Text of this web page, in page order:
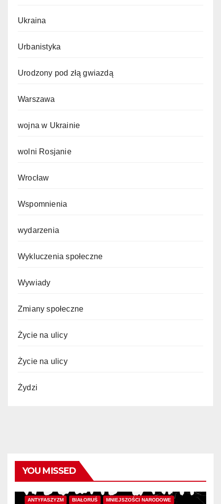
Ukraina
Urbanistyka
Urodzony pod złą gwiazdą
Warszawa
wojna w Ukrainie
wolni Rosjanie
Wrocław
Wspomnienia
wydarzenia
Wykluczenia społeczne
Wywiady
Zmiany społeczne
Życie na ulicy
Życie na ulicy
Żydzi
YOU MISSED
ANTYFASZYZM BIAŁORUŚ MNIEJSZOŚCI NARODOWE